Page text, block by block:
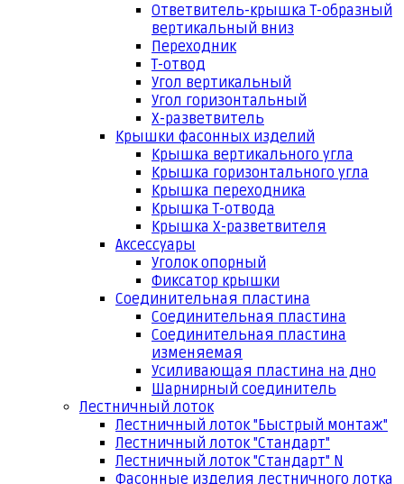
Ответвитель-крышка Т-образный
вертикальный вниз
Переходник
Т-отвод
Угол вертикальный
Угол горизонтальный
Х-разветвитель
Крышки фасонных изделий
Крышка вертикального угла
Крышка горизонтального угла
Крышка переходника
Крышка Т-отвода
Крышка Х-разветвителя
Аксессуары
Уголок опорный
Фиксатор крышки
Соединительная пластина
Соединительная пластина
Соединительная пластина
изменяемая
Усиливающая пластина на дно
Шарнирный соединитель
Лестничный лоток
Лестничный лоток "Быстрый монтаж"
Лестничный лоток "Стандарт"
Лестничный лоток "Стандарт" N
Фасонные изделия лестничного лотка